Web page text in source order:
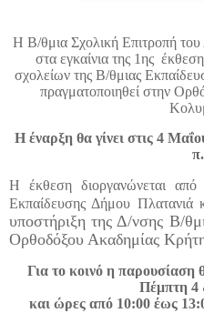
Η Β/θμια Σχολική Επιτροπή
στα εγκαίνια της 1ης
σχολείων της Β/θμιας
πραγματοποιηθεί στην
Η έναρξη θα γίνει στις 4
Η έκθεση διοργανώνεται από
Εκπαίδευσης Δήμου Πλατανιά
υποστήριξη της Δ/νσης Β/
Ορθοδόξου Ακαδημίας
Για το κοινό η παρουσίαση
Πέμπτη 4
και ώρες από 10:00 έως